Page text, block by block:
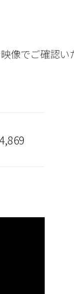
でご確認い